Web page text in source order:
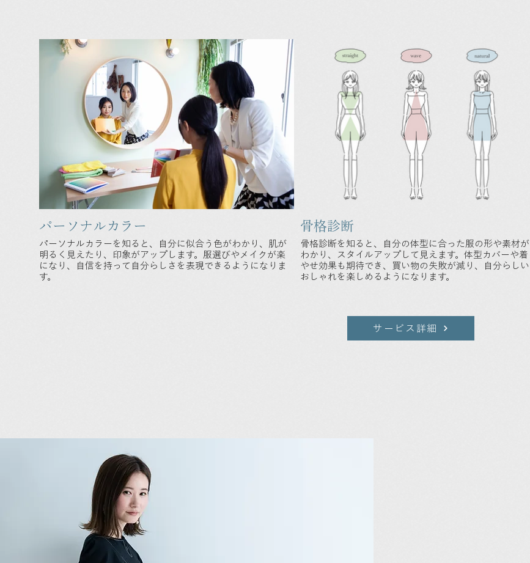
パーソナルカラー
パーソナルカラーを知ると、自分に似合う色がわかり、肌が
明るく見えたり、印象がアップします。服選びやメイクが楽
になり、自信を持って自分らしさを表現できるようになりま
す。
骨格診断
骨格診断を知ると、自分の体型に合った服の形や素材が
わかり、スタイルアップして見えます。体型カバーや着
やせ効果も期待でき、買い物の失敗が減り、自分らしい
おしゃれを楽しめるようになります。
サービス詳細